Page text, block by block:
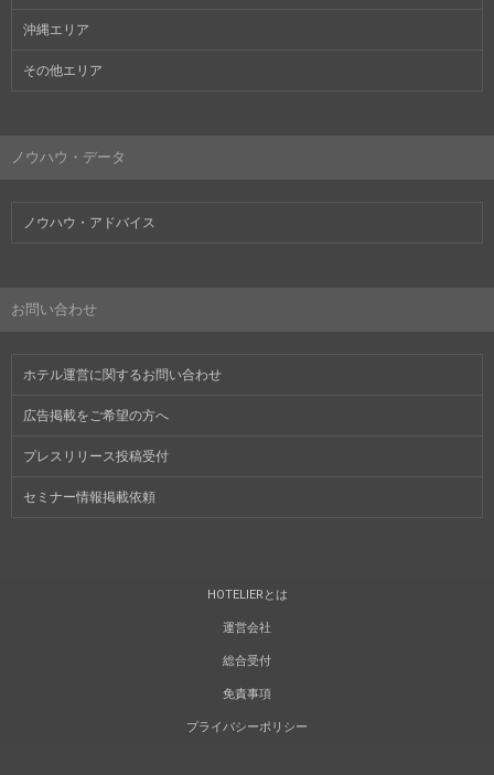
沖縄エリア
その他エリア
ノウハウ・データ
ノウハウ・アドバイス
お問い合わせ
ホテル運営に関するお問い合わせ
広告掲載をご希望の方へ
プレスリリース投稿受付
セミナー情報掲載依頼
HOTELIERとは
運営会社
総合受付
免責事項
プライバシーポリシー